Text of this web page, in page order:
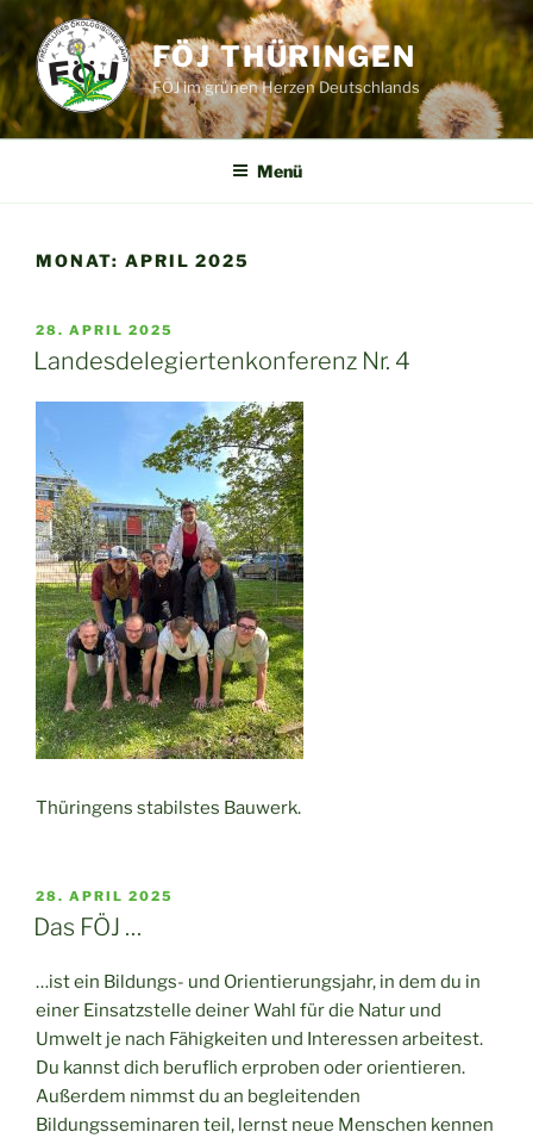
Zum
Inhalt
springen
FÖJ THÜRINGEN
FÖJ im grünen Herzen Deutschlands
Menü
MONAT: APRIL 2025
VERÖFFENTLICHT
AM
28. APRIL 2025
Landesdelegiertenkonferenz Nr. 4
Thüringens stabilstes Bauwerk.
VERÖFFENTLICHT
AM
28. APRIL 2025
Das FÖJ …
…ist ein Bildungs- und Orientierungsjahr, in dem du in
einer Einsatzstelle deiner Wahl für die Natur und
Umwelt je nach Fähigkeiten und Interessen arbeitest.
Du kannst dich beruflich erproben oder orientieren.
Außerdem nimmst du an begleitenden
Bildungsseminaren teil, lernst neue Menschen kennen